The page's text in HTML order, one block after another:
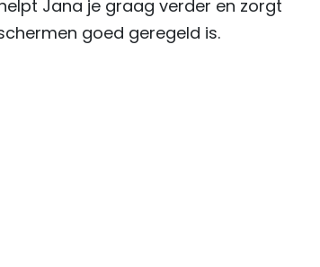
Jana je graag verder en zorgt
goed geregeld is.